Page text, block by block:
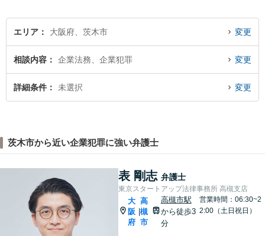
エリア 大阪府、茨木市 変更
相談内容 企業法務、企業犯罪 変更
詳細条件 未選択 変更
茨木市から近い企業犯罪に強い弁護士
表 剛志 弁護士
東京スタートアップ法律事務所 高槻支店
大
阪
府
|
高
槻
市
高槻市駅
から徒歩3
分
営業時間：06:30~2
2:00（土日祝日）